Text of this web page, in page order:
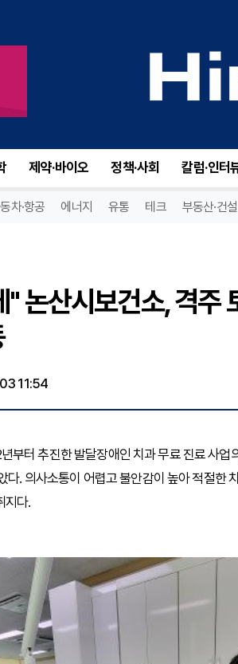
제약·바이오 정책·사회 칼럼·인터
차·항공 에너지 유통 테크 부동산·건설
논산시보건소, 격주
11:54
부터 추진한 발달장애인 치과 무료 진료 사업
. 의사소통이 어렵고 불안감이 높아 적절한
지다.